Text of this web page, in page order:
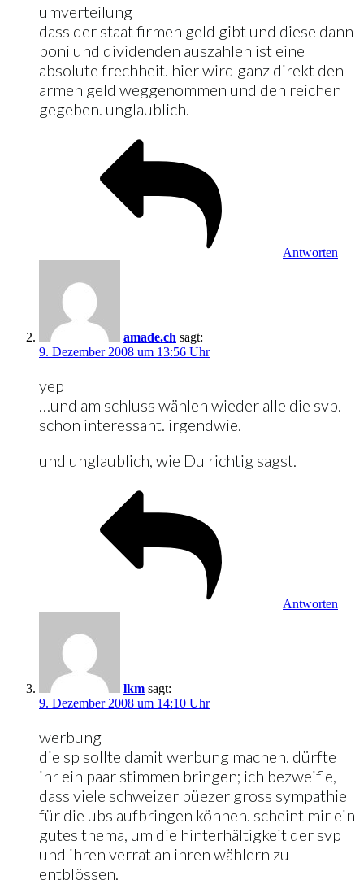
umverteilung
dass der staat firmen geld gibt und diese dann
boni und dividenden auszahlen ist eine
absolute frechheit. hier wird ganz direkt den
armen geld weggenommen und den reichen
gegeben. unglaublich.
Antworten
amade.ch sagt:
9. Dezember 2008 um 13:56 Uhr
yep
…und am schluss wählen wieder alle die svp.
schon interessant. irgendwie.
und unglaublich, wie Du richtig sagst.
Antworten
lkm sagt:
9. Dezember 2008 um 14:10 Uhr
werbung
die sp sollte damit werbung machen. dürfte
ihr ein paar stimmen bringen; ich bezweifle,
dass viele schweizer büezer gross sympathie
für die ubs aufbringen können. scheint mir ein
gutes thema, um die hinterhältigkeit der svp
und ihren verrat an ihren wählern zu
entblössen.